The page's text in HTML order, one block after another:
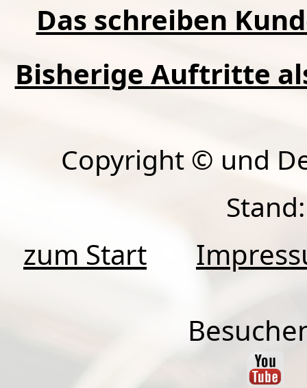
Das schreiben
Bisherige Auftritte
Copyright © und
zum Start